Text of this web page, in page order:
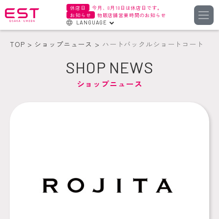
休店日
今月、8月18日は休店日です。
お知らせ
物販店舗営業時間のお知らせ
LANGUAGE
簡体字
繁体字
TOP ショップニュース ハートバックルショートコート
SHOP NEWS
ショップニュース